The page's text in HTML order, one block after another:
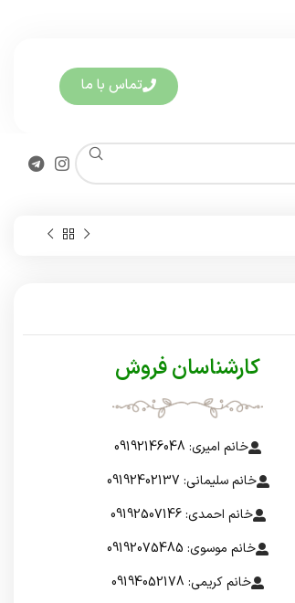
تماس با ما
کارشناسان فروش
خانم امیری: 09192146048
خانم سلیمانی: 09192402137
خانم احمدی: 09192507146
خانم موسوی: 09192075485
خانم کریمی: 09194052178